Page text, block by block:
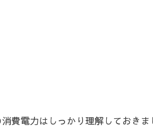
費電力はしっかり理解しておきま